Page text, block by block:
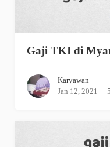
Gaji TKI di
Karyawan
Jan 12, 2021